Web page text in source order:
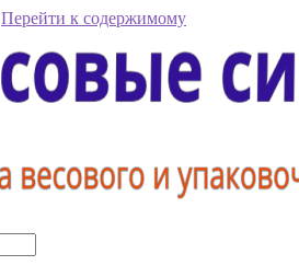
Перейти к содержимому